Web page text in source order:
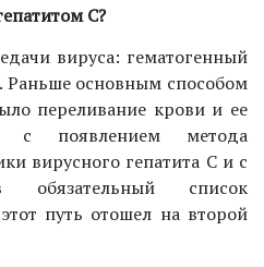
С?
вируса: гематогенный
Раньше основным способом
переливание крови и ее
с появлением метода
вирусного гепатита С и с
список
путь отошел на второй